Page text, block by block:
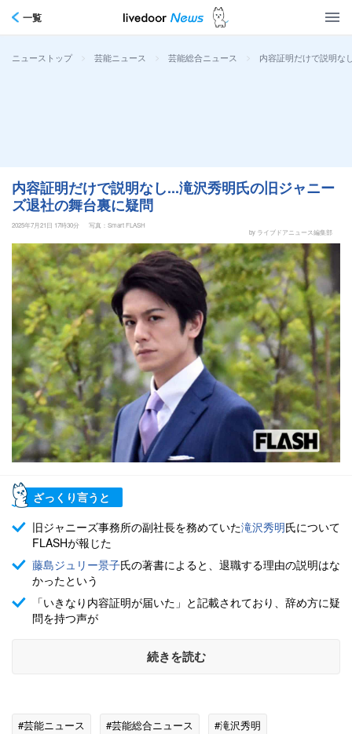
一覧
ニューストップ > 芸能ニュース > 芸能総合ニュース > 内容証明だけで説明な
内容証明だけで説明なし...滝沢秀明氏の旧ジャニー
ズ退社の舞台裏に疑問
2025年7月21日 17時30分
写真：Smart FLASH
by ライブドアニュース編集部
ざっくり言うと
旧ジャニーズ事務所の副社長を務めていた滝沢秀明氏について
FLASHが報じた
藤島ジュリー景子氏の著書によると、退職する理由の説明はな
かったという
「いきなり内容証明が届いた」と記載されており、辞め方に疑
問を持つ声が
続きを読む
#芸能ニュース #芸能総合ニュース
#滝沢秀明